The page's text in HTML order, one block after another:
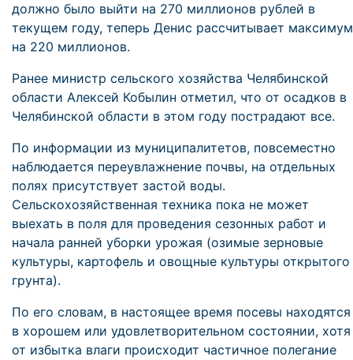
должно было выйти на 270 миллионов рублей в
текущем году, теперь Денис рассчитывает максимум
на 220 миллионов.
Ранее министр сельского хозяйства Челябинской
области Алексей Кобылин отметил, что от осадков в
Челябинской области в этом году пострадают все.
По информации из муниципалитетов, повсеместно
наблюдается переувлажнение почвы, на отдельных
полях присутствует застой воды.
Сельскохозяйственная техника пока не может
выехать в поля для проведения сезонных работ и
начала ранней уборки урожая (озимые зерновые
культуры, картофель и овощные культуры открытого
грунта).
По его словам, в настоящее время посевы находятся
в хорошем или удовлетворительном состоянии, хотя
от избытка влаги происходит частичное полегание